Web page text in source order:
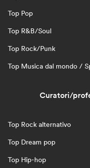
Top Pop
Top R&B/Soul
Top Rock/Punk
Top Musica dal mondo /
Curatori/
Top Rock alternativo
Top Dream pop
Top Hip-hop